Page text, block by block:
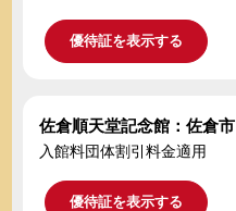
優待証を表示する
佐倉順天堂記念館：佐倉市
入館料団体割引料金適用
優待証を表示する